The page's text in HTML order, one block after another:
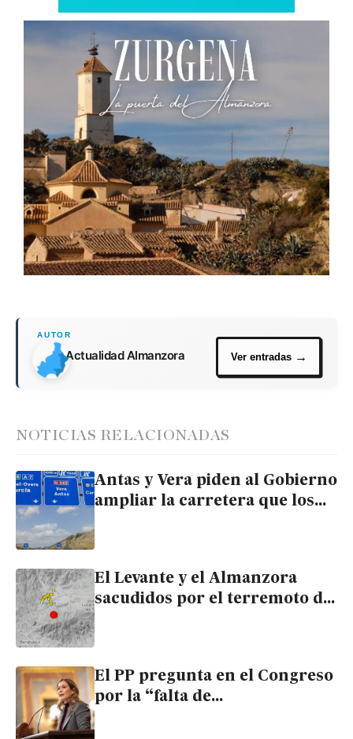
Actualidad Almanzora
NOTICIAS RELACIONADAS
Antas y Vera piden al Gobierno
ampliar la carretera que los
El Levante y el Almanzora
sacudidos por el terremoto de
El PP pregunta en el Congreso
por la “falta de